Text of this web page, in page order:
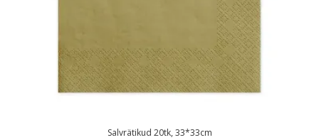
Salvrätikud 20tk, 33*33cm